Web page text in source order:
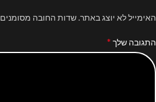
האימייל לא יוצג באתר.שדות החובה מסומנים
התגובה שלך *